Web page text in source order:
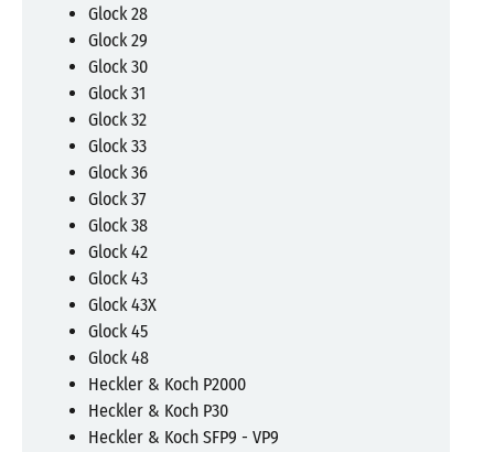
Glock 28
Glock 29
Glock 30
Glock 31
Glock 32
Glock 33
Glock 36
Glock 37
Glock 38
Glock 42
Glock 43
Glock 43X
Glock 45
Glock 48
Heckler & Koch P2000
Heckler & Koch P30
Heckler & Koch SFP9 - VP9